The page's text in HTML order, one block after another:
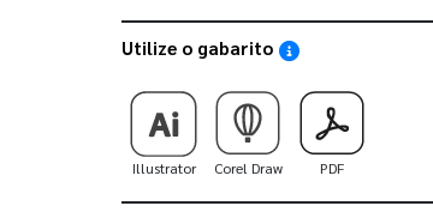
Utilize o gabarito Saiba como utilizar
Illustrator Corel Draw PDF